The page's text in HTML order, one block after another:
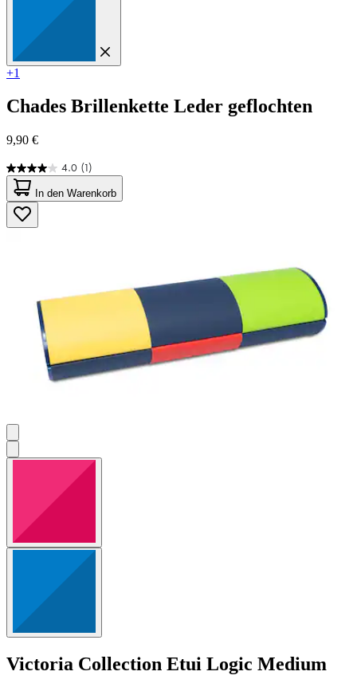
+1
Chades Brillenkette Leder geflochten
9,90 €
4.0 (1)
4.0
von
5
Sternen.
1
In den Warenkorb
Victoria Collection Etui Logic Medium